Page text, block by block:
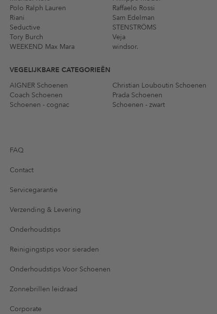
Polo Ralph Lauren
Raffaelo Rossi
Riani
Sam Edelman
Seductive
STENSTRÖMS
Tory Burch
Veja
WEEKEND Max Mara
windsor.
VEGELIJKBARE CATEGORIEËN
AIGNER Schoenen
Christian Louboutin Schoenen
Coach Schoenen
Prada Schoenen
Schoenen - cognac
Schoenen - zwart
FAQ
Contact
Servicegarantie
Verzending & Levering
Onderhoudstips
Reinigingstips voor sieraden
Onderhoudstips Voor Schoenen
Zonnebrillen leidraad
Corporate